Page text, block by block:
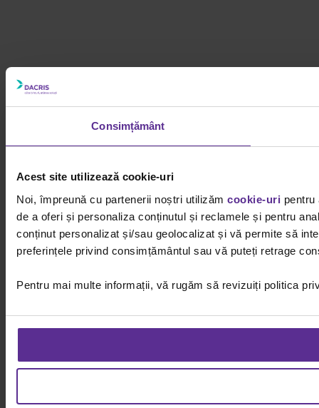
Consimțământ
Acest site utilizează cookie-uri
Noi, împreună cu partenerii noștri utilizăm cookie-uri
de a oferi și personaliza conținutul și reclamele și pentru
conținut personalizat și/sau geolocalizat și vă permite să
preferințele privind consimțământul sau vă puteți retrage
Pentru mai multe informații, vă rugăm să revizuiți politica